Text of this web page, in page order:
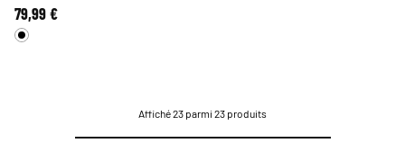
79,99 €
Affiché 23 parmi 23 produits